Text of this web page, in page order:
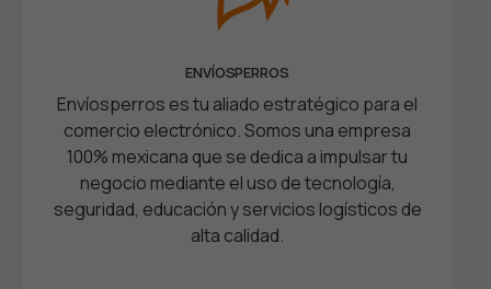
ENVÍOSPERROS
Envíosperros es tu aliado estratégico para el
comercio electrónico. Somos una empresa
100% mexicana que se dedica a impulsar tu
negocio mediante el uso de tecnología,
seguridad, educación y servicios logísticos de
alta calidad.